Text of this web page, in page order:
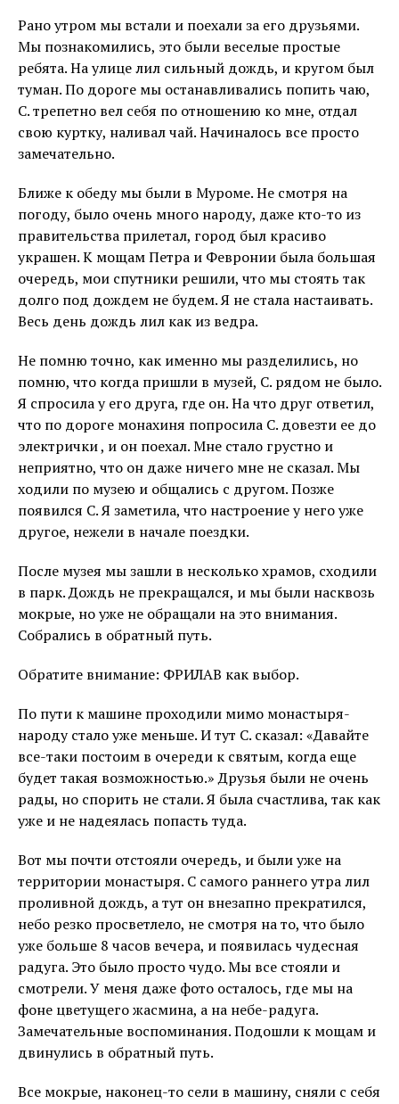
Рано утром мы встали и поехали за его друзьями.
Мы познакомились, это были веселые простые
ребята. На улице лил сильный дождь, и кругом был
туман. По дороге мы останавливались попить чаю,
С. трепетно вел себя по отношению ко мне, отдал
свою куртку, наливал чай. Начиналось все просто
замечательно.
Ближе к обеду мы были в Муроме. Не смотря на
погоду, было очень много народу, даже кто-то из
правительства прилетал, город был красиво
украшен. К мощам Петра и Февронии была большая
очередь, мои спутники решили, что мы стоять так
долго под дождем не будем. Я не стала настаивать.
Весь день дождь лил как из ведра.
Не помню точно, как именно мы разделились, но
помню, что когда пришли в музей, С. рядом не было.
Я спросила у его друга, где он. На что друг ответил,
что по дороге монахиня попросила С. довезти ее до
электрички , и он поехал. Мне стало грустно и
неприятно, что он даже ничего мне не сказал. Мы
ходили по музею и общались с другом. Позже
появился С. Я заметила, что настроение у него уже
другое, нежели в начале поездки.
После музея мы зашли в несколько храмов, сходили
в парк. Дождь не прекращался, и мы были насквозь
мокрые, но уже не обращали на это внимания.
Собрались в обратный путь.
Обратите внимание: ФРИЛАВ как выбор.
По пути к машине проходили мимо монастыря-
народу стало уже меньше. И тут С. сказал: «Давайте
все-таки постоим в очереди к святым, когда еще
будет такая возможностью.» Друзья были не очень
рады, но спорить не стали. Я была счастлива, так как
уже и не надеялась попасть туда.
Вот мы почти отстояли очередь, и были уже на
территории монастыря. С самого раннего утра лил
проливной дождь, а тут он внезапно прекратился,
небо резко просветлело, не смотря на то, что было
уже больше 8 часов вечера, и появилась чудесная
радуга. Это было просто чудо. Мы все стояли и
смотрели. У меня даже фото осталось, где мы на
фоне цветущего жасмина, а на небе-радуга.
Замечательные воспоминания. Подошли к мощам и
двинулись в обратный путь.
Все мокрые, наконец-то сели в машину, сняли с себя